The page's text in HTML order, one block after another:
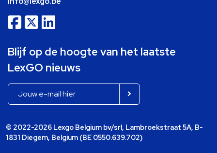
Blijf op de hoogte van het laatste
LexGO nieuws
© 2022-2026 Lexgo Belgium bv/srl, Lambroekstraat 5A, B-
1831 Diegem, Belgium (BE 0550.639.702)